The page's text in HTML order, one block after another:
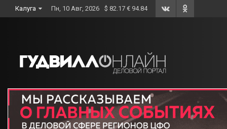
to
Калуга Пн, 10 Авг, 2026 $ 82.17 € 94.84